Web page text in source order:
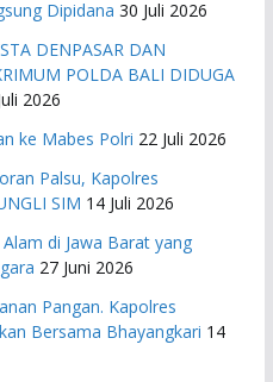
Dipidana 30 Juli 2026
DENPASAR DAN
POLDA BALI DIDUGA
2026
ke Mabes Polri 22 Juli 2026
Palsu, Kapolres
SIM 14 Juli 2026
di Jawa Barat yang
27 Juni 2026
Pangan. Kapolres
Bersama Bhayangkari 14